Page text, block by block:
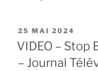
PUBLIÉ
LE
25 MAI 2024
VIDEO – Stop
– Journal